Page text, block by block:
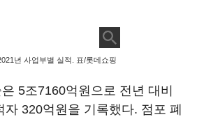
년 사업부별 실적. 표/롯데쇼핑
5조7160억원으로 전년 대비
320억원을 기록했다. 점포 폐